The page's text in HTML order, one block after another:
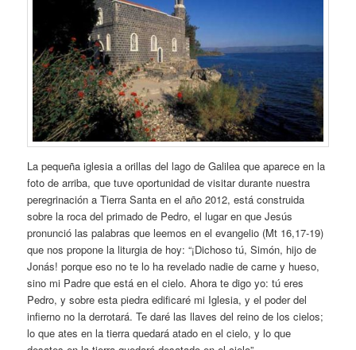
La pequeña iglesia a orillas del lago de Galilea que aparece en la
foto de arriba, que tuve oportunidad de visitar durante nuestra
peregrinación a Tierra Santa en el año 2012, está construida
sobre la roca del primado de Pedro, el lugar en que Jesús
pronunció las palabras que leemos en el evangelio (Mt 16,17-19)
que nos propone la liturgia de hoy: “¡Dichoso tú, Simón, hijo de
Jonás! porque eso no te lo ha revelado nadie de carne y hueso,
sino mi Padre que está en el cielo. Ahora te digo yo: tú eres
Pedro, y sobre esta piedra edificaré mi Iglesia, y el poder del
infierno no la derrotará. Te daré las llaves del reino de los cielos;
lo que ates en la tierra quedará atado en el cielo, y lo que